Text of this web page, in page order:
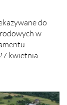
do
w
kwietnia